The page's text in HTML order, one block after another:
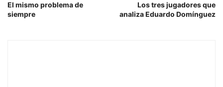
El mismo problema de
siempre
Los tres jugadores que
analiza Eduardo Domínguez